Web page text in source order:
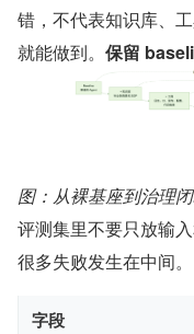
错，不代表知识库、
就能做到。​ 保留
图：从裸基座到治理
评测集里不要只放输
很多失败发生在中间。
字段